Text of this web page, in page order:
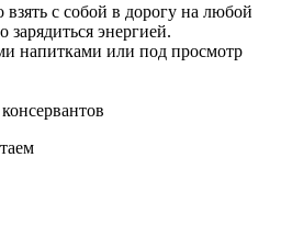
с собой в дорогу на любой
зарядиться энергией.
напитками или под просмотр